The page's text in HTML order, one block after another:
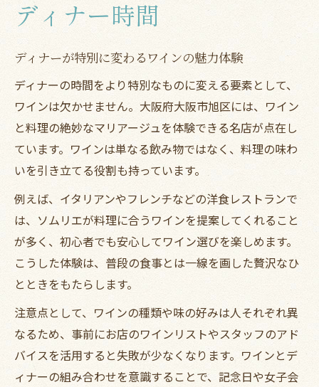
心を満たす旭区ディナーでのワイン体験
験
心に残るディナーは厳選ワインと共に始ま
る
ディナー時間に味わう旭区ワインの魅力発
見
温かな空間で楽しむ旭区ディナーとワイン
の調和
心地よいディナーに欠かせないワインとの
出会い
ディナーを彩るワイン選びのコツとは
ディナーに最適なワイン選びのポイント解
説
料理に合わせたディナー用ワインの選び方
失敗しないディナーのためのワインの選定
術
ディナー時間
ディナーが特別に変わるワインの魅力体験
ディナーの時間をより特別なものに変える要素として、
ワインは欠かせません。大阪府大阪市旭区には、ワイン
と料理の絶妙なマリアージュを体験できる名店が点在し
ています。ワインは単なる飲み物ではなく、料理の味わ
いを引き立てる役割も持っています。
例えば、イタリアンやフレンチなどの洋食レストランで
は、ソムリエが料理に合うワインを提案してくれること
が多く、初心者でも安心してワイン選びを楽しめます。
こうした体験は、普段の食事とは一線を画した贅沢なひ
とときをもたらします。
注意点として、ワインの種類や味の好みは人それぞれ異
なるため、事前にお店のワインリストやスタッフのアド
バイスを活用すると失敗が少なくなります。ワインとデ
ィナーの組み合わせを意識することで、記念日や女子会